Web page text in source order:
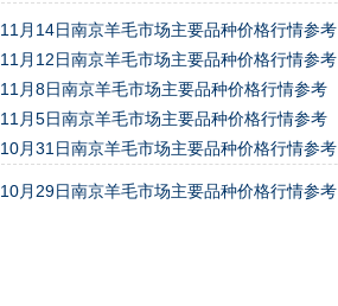
11月14日南京羊毛市场主要品种价格行情参考
11月12日南京羊毛市场主要品种价格行情参考
11月8日南京羊毛市场主要品种价格行情参考
11月5日南京羊毛市场主要品种价格行情参考
10月31日南京羊毛市场主要品种价格行情参考
10月29日南京羊毛市场主要品种价格行情参考